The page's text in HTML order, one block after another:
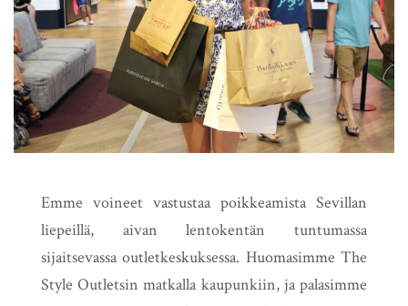
Emme voineet vastustaa poikkeamista Sevillan
liepeillä, aivan lentokentän tuntumassa
sijaitsevassa outletkeskuksessa. Huomasimme The
Style Outletsin matkalla kaupunkiin, ja palasimme